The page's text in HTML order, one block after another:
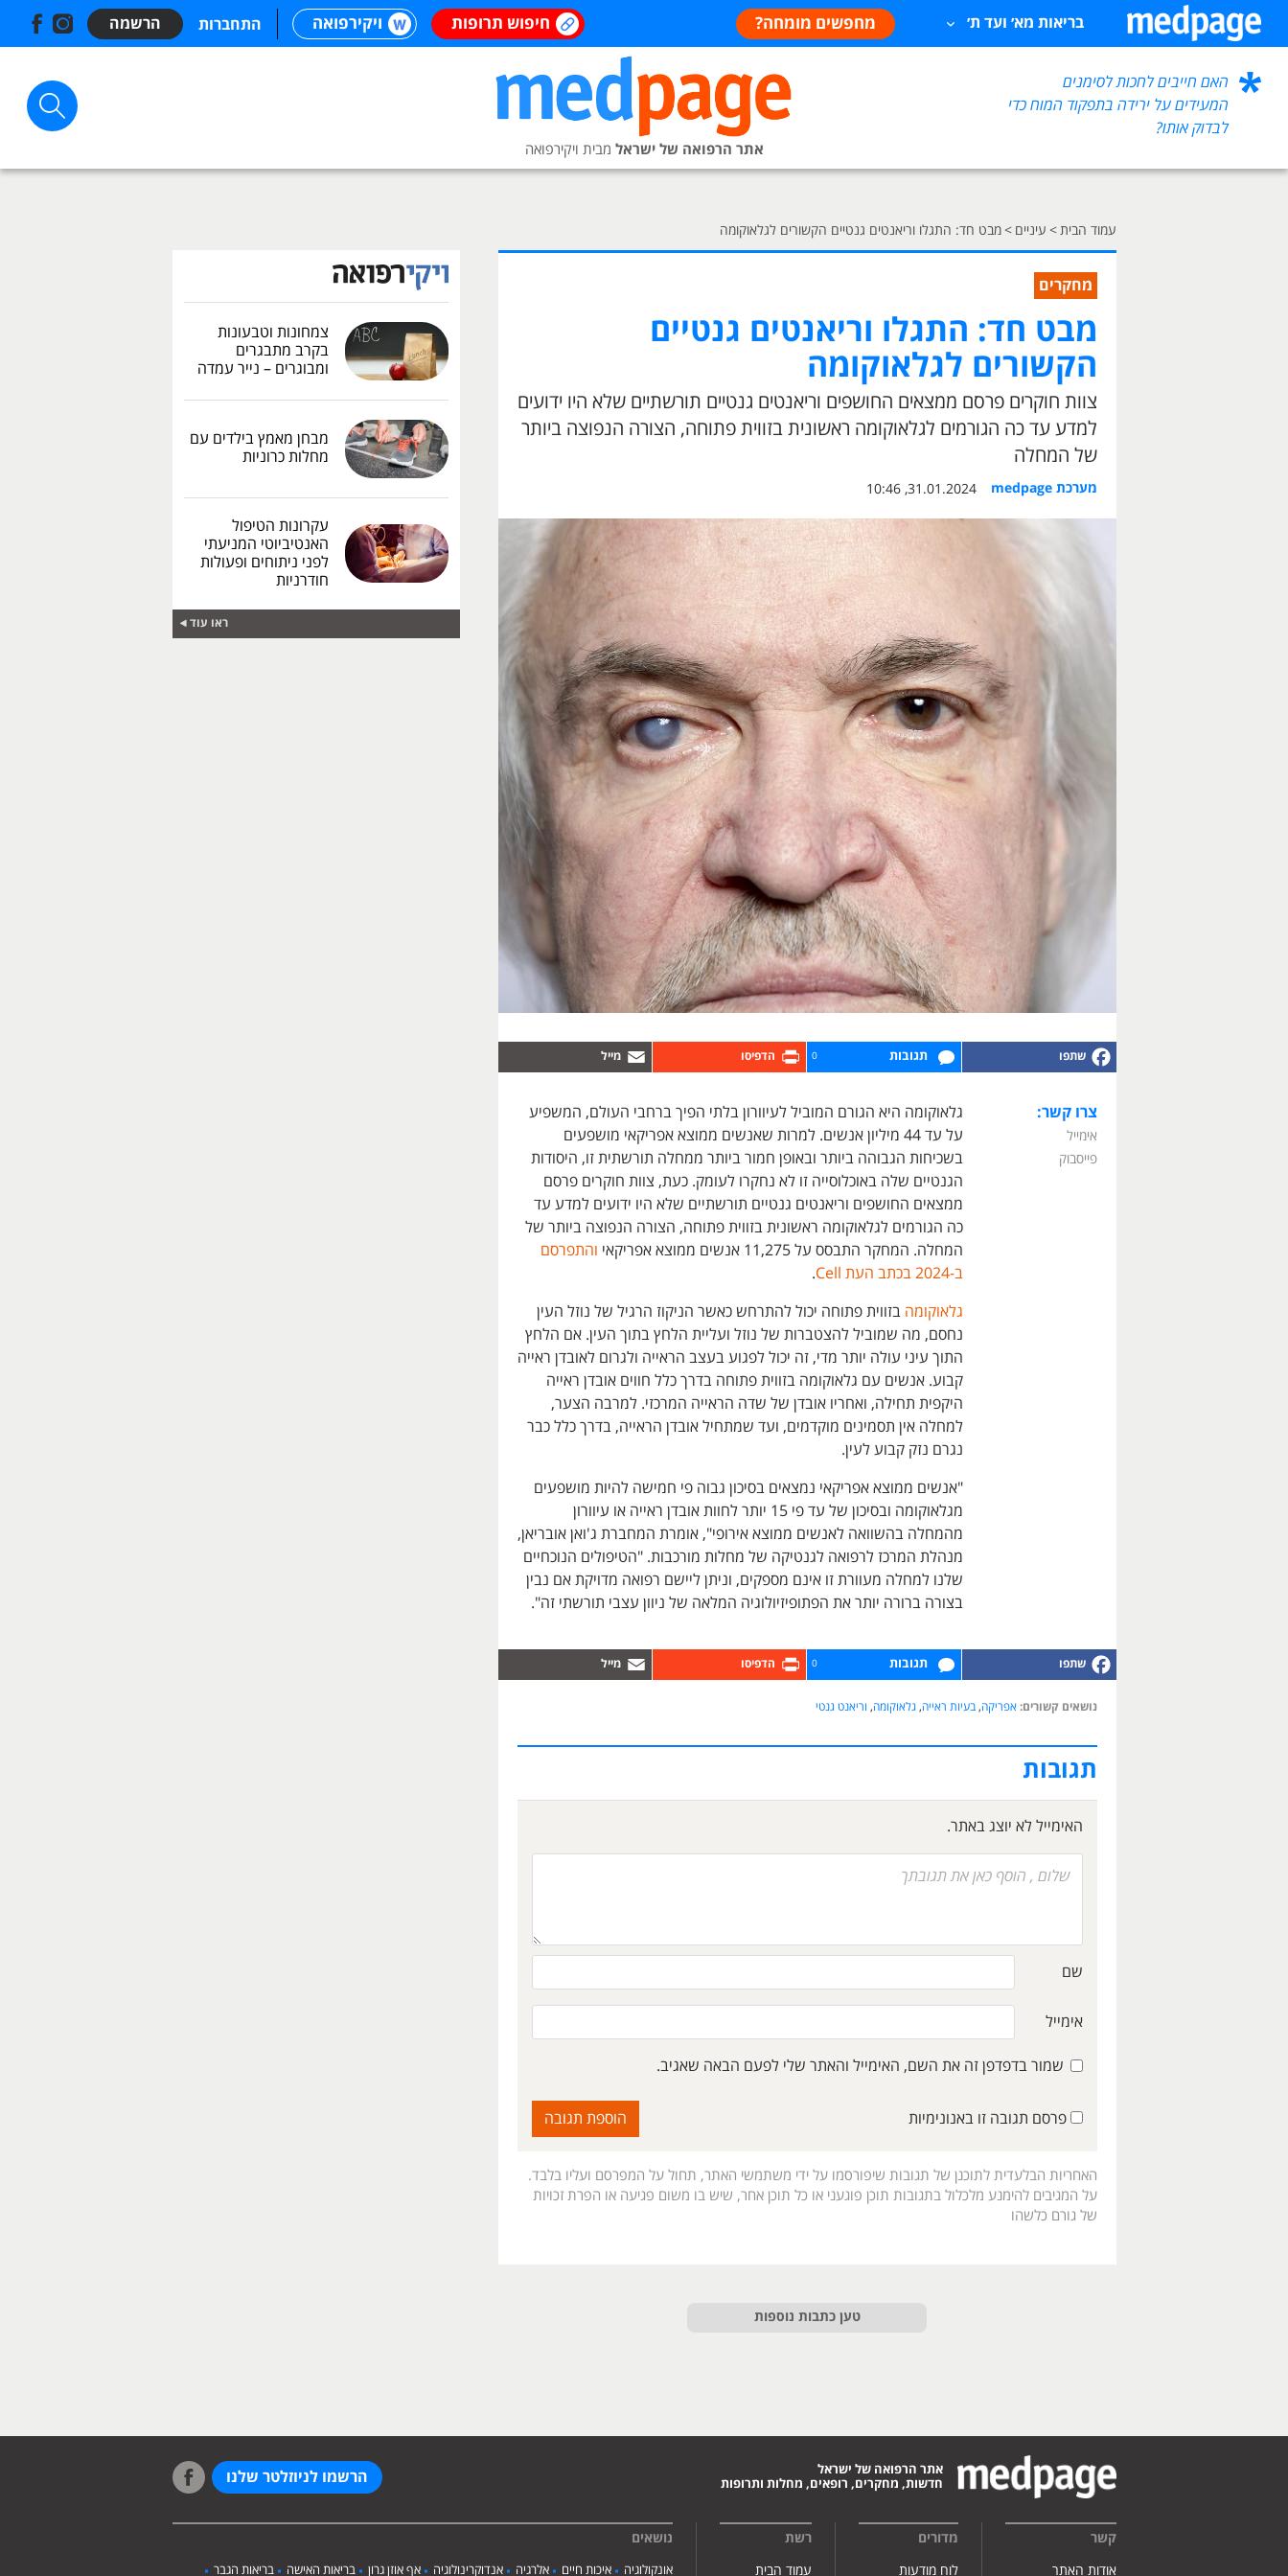
בריאות מא׳ ועד ת׳ מחפשים מומחה? חיפוש תרופות ויקירפואה התחברות הרשמה
האם חייבים לחכות לסימנים
המעידים על ירידה בתפקוד המוח כדי
לבדוק אותו?
אתר הרפואה של ישראל מבית ויקירפואה
עמוד הבית > עיניים > מבט חד: התגלו וריאנטים גנטיים הקשורים לגלאוקומה
מחקרים
מבט חד: התגלו וריאנטים גנטיים
הקשורים לגלאוקומה
צוות חוקרים פרסם ממצאים החושפים וריאנטים גנטיים תורשתיים שלא היו ידועים
למדע עד כה הגורמים לגלאוקומה ראשונית בזווית פתוחה, הצורה הנפוצה ביותר
של המחלה
מערכת medpage 31.01.2024, 10:46
תגובות 0
צרו קשר:
אימייל
פייסבוק
גלאוקומה היא הגורם המוביל לעיוורון בלתי הפיך ברחבי העולם, המשפיע
על עד 44 מיליון אנשים. למרות שאנשים ממוצא אפריקאי מושפעים
בשכיחות הגבוהה ביותר ובאופן חמור ביותר ממחלה תורשתית זו, היסודות
הגנטיים שלה באוכלוסייה זו לא נחקרו לעומק. כעת, צוות חוקרים פרסם
ממצאים החושפים וריאנטים גנטיים תורשתיים שלא היו ידועים למדע עד
כה הגורמים לגלאוקומה ראשונית בזווית פתוחה, הצורה הנפוצה ביותר של
המחלה. המחקר התבסס על 11,275 אנשים ממוצא אפריקאי
והתפרסם
ב-2024 בכתב העת Cell
.
גלאוקומה בזווית פתוחה יכול להתרחש כאשר הניקוז הרגיל של נוזל העין
נחסם, מה שמוביל להצטברות של נוזל ועליית הלחץ בתוך העין. אם הלחץ
התוך עיני עולה יותר מדי, זה יכול לפגוע בעצב הראייה ולגרום לאובדן ראייה
קבוע. אנשים עם גלאוקומה בזווית פתוחה בדרך כלל חווים אובדן ראייה
היקפית תחילה, ואחריו אובדן של שדה הראייה המרכזי. למרבה הצער,
למחלה אין תסמינים מוקדמים, ועד שמתחיל אובדן הראייה, בדרך כלל כבר
נגרם נזק קבוע לעין.
"אנשים ממוצא אפריקאי נמצאים בסיכון גבוה פי חמישה להיות מושפעים
מגלאוקומה ובסיכון של עד פי 15 יותר לחוות אובדן ראייה או עיוורון
מהמחלה בהשוואה לאנשים ממוצא אירופי", אומרת המחברת ג'ואן אובריאן,
מנהלת המרכז לרפואה לגנטיקה של מחלות מורכבות. "הטיפולים הנוכחיים
שלנו למחלה מעוורת זו אינם מספקים, וניתן ליישם רפואה מדויקת אם נבין
בצורה ברורה יותר את הפתופיזיולוגיה המלאה של ניוון עצבי תורשתי זה".
תגובות 0
נושאים קשורים: אפריקה,בעיות ראייה,גלאוקומה, וריאנט גנטי
תגובות
האימייל לא יוצג באתר.
שם
אימייל
שמור בדפדפן זה את השם, האימייל והאתר שלי לפעם הבאה שאגיב.
פרסם תגובה זו באנונימיות
האחריות הבלעדית לתוכנן של תגובות שיפורסמו על ידי משתמשי האתר, תחול על המפרסם ועליו בלבד.
על המגיבים להימנע מלכלול בתגובות תוכן פוגעני או כל תוכן אחר, שיש בו משום פגיעה או הפרת זכויות
של גורם כלשהו
טען כתבות נוספות
צמחונות וטבעונות
בקרב מתבגרים
ומבוגרים – נייר עמדה
מבחן מאמץ בילדים עם
מחלות כרוניות
עקרונות הטיפול
האנטיביוטי המניעתי
לפני ניתוחים ופעולות
חודרניות
ראו עוד
אתר הרפואה של ישראל
חדשות, מחקרים, רופאים, מחלות ותרופות
הרשמו לניוזלטר שלנו
קשר
אודות האתר
מדורים
לוח מודעות
רשת
עמוד הבית
נושאים
אונקולוגיה איכות חיים אלרגיה אנדוקרינולוגיה אף אוזן גרון בריאות האישה בריאות הגבר